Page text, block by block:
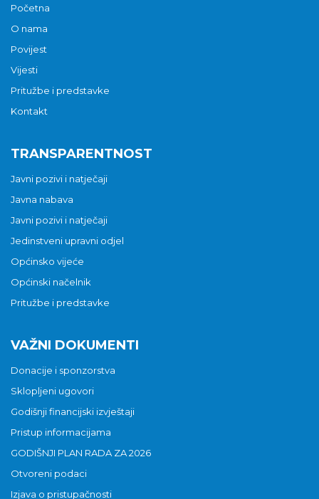
Početna
O nama
Povijest
Vijesti
Pritužbe i predstavke
Kontakt
TRANSPARENTNOST
Javni pozivi i natječaji
Javna nabava
Javni pozivi i natječaji
Jedinstveni upravni odjel
Općinsko vijeće
Općinski načelnik
Pritužbe i predstavke
VAŽNI DOKUMENTI
Donacije i sponzorstva
Sklopljeni ugovori
Godišnji financijski izvještaji
Pristup informacijama
GODIŠNJI PLAN RADA ZA 2026
Otvoreni podaci
Izjava o pristupačnosti